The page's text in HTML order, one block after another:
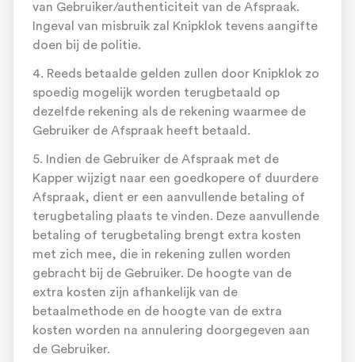
van Gebruiker/authenticiteit van de Afspraak.
Ingeval van misbruik zal Knipklok tevens aangifte
doen bij de politie.
4. Reeds betaalde gelden zullen door Knipklok zo
spoedig mogelijk worden terugbetaald op
dezelfde rekening als de rekening waarmee de
Gebruiker de Afspraak heeft betaald.
5. Indien de Gebruiker de Afspraak met de
Kapper wijzigt naar een goedkopere of duurdere
Afspraak, dient er een aanvullende betaling of
terugbetaling plaats te vinden. Deze aanvullende
betaling of terugbetaling brengt extra kosten
met zich mee, die in rekening zullen worden
gebracht bij de Gebruiker. De hoogte van de
extra kosten zijn afhankelijk van de
betaalmethode en de hoogte van de extra
kosten worden na annulering doorgegeven aan
de Gebruiker.